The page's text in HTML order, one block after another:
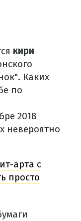
кири
Каких
по
2018
невероятно
арта с
просто